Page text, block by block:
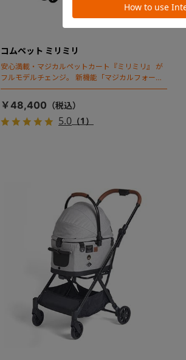
コムペット ミリミリ
安心満載・マジカルペットカート『ミリミリ』 が
フルモデルチェンジ。 新機能「マジカルフォール
ディング」搭載
￥48,400
5.0 （1）